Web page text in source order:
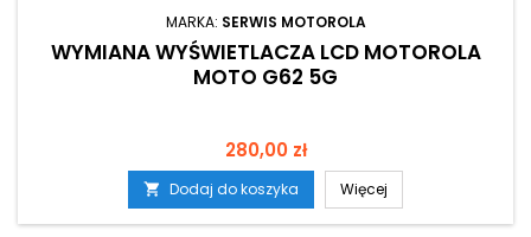
MARKA: SERWIS MOTOROLA
WYMIANA WYŚWIETLACZA LCD MOTOROLA
MOTO G62 5G
Cena
280,00 zł
 Dodaj do koszyka Więcej